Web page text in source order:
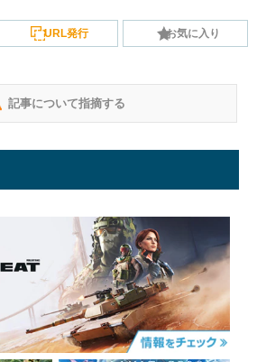
URL発行 お気に入り
記事について指摘する